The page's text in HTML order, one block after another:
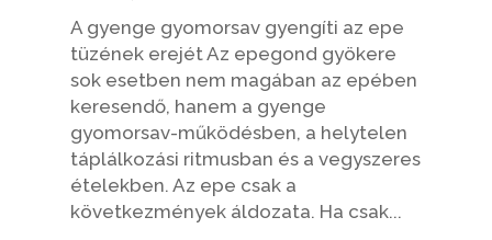
A gyenge gyomorsav gyengíti az epe
tüzének erejét Az epegond gyökere
sok esetben nem magában az epében
keresendő, hanem a gyenge
gyomorsav-működésben, a helytelen
táplálkozási ritmusban és a vegyszeres
ételekben. Az epe csak a
következmények áldozata. Ha csak...